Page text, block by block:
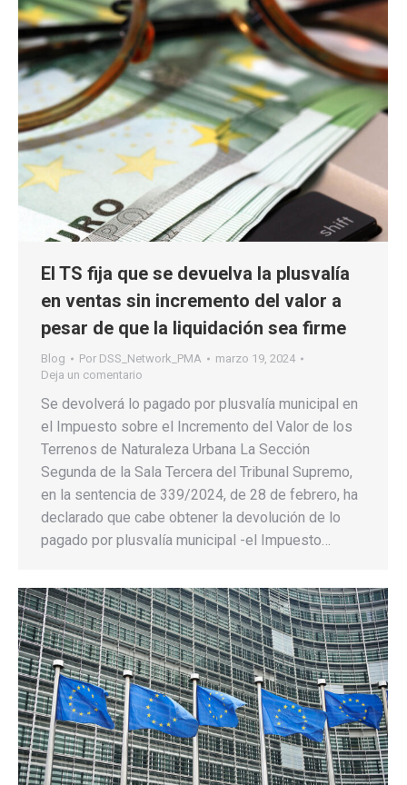
El TS fija que se devuelva la plusvalía
en ventas sin incremento del valor a
pesar de que la liquidación sea firme
Blog Por DSS_Network_PMA
marzo 19, 2024
Deja un comentario
Se devolverá lo pagado por plusvalía municipal en
el Impuesto sobre el Incremento del Valor de los
Terrenos de Naturaleza Urbana La Sección
Segunda de la Sala Tercera del Tribunal Supremo,
en la sentencia de 339/2024, de 28 de febrero, ha
declarado que cabe obtener la devolución de lo
pagado por plusvalía municipal -el Impuesto…